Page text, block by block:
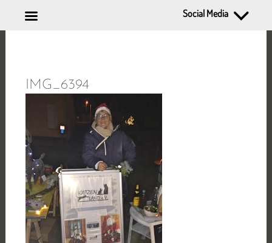
IMG_6394
Social Media